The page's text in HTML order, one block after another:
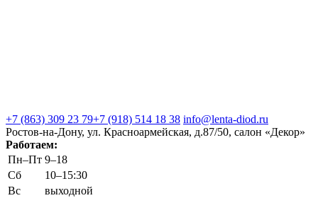
+7 (863) 309 23 79+7 (918) 514 18 38 info@lenta-diod.ru
Ростов-на-Дону, ул. Красноармейская, д.87/50, салон «Декор»
Работаем:
Пн–Пт 9–18
Сб
10–15:30
Вс
выходной